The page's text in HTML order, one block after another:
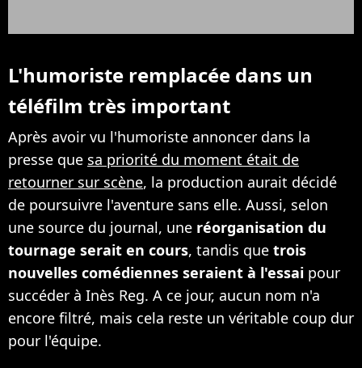
L'humoriste remplacée dans un
téléfilm très important
Après avoir vu l'humoriste annoncer dans la
presse que sa priorité du moment était de
retourner sur scène, la production aurait décidé
de poursuivre l'aventure sans elle. Aussi, selon
une source du journal, une réorganisation du
tournage serait en cours, tandis que trois
nouvelles comédiennes seraient à l'essai pour
succéder à Inès Reg. A ce jour, aucun nom n'a
encore filtré, mais cela reste un véritable coup dur
pour l'équipe.